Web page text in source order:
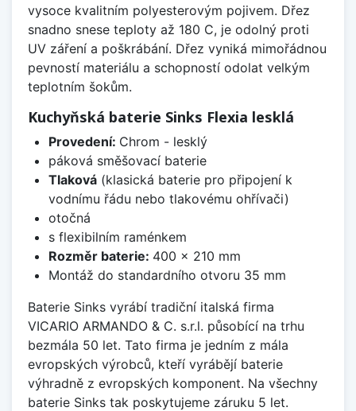
vysoce kvalitním polyesterovým pojivem. Dřez
snadno snese teploty až 180 C, je odolný proti
UV záření a poškrábání. Dřez vyniká mimořádnou
pevností materiálu a schopností odolat velkým
teplotním šokům.
Kuchyňská baterie Sinks Flexia lesklá
Provedení: Chrom - lesklý
páková směšovací baterie
Tlaková(klasická baterie pro připojení k
vodnímu řádu nebo tlakovému ohřívači)
otočná
s flexibilním raménkem
Rozměr baterie: 400 x 210 mm
Montáž do standardního otvoru 35 mm
Baterie Sinks vyrábí tradiční italská firma
VICARIO ARMANDO & C. s.r.l. působící na trhu
bezmála 50 let. Tato firma je jedním z mála
evropských výrobců, kteří vyrábějí baterie
výhradně z evropských komponent. Na všechny
baterie Sinks tak poskytujeme záruku 5 let.